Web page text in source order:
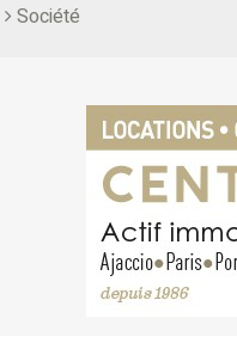
Société